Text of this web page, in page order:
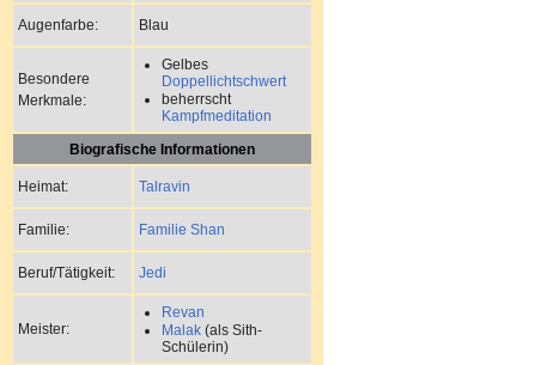
Augenfarbe: Blau
Besondere
Merkmale:
Gelbes
Doppellichtschwert
beherrscht
Kampfmeditation
Biografische Informationen
Heimat: Talravin
Familie: Familie Shan
Beruf/Tätigkeit: Jedi
Meister:
Revan
Malak(als Sith-
Schülerin)